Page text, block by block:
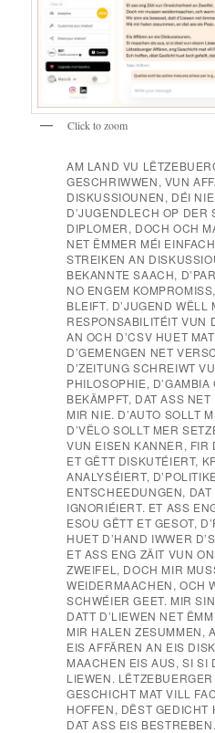
Click to zoom
AM LAND VU
GESCHRIWWEN, VUN
DISKUSSIOUNEN, DÉI
D’JUGENDLECH OP DER
DIPLOMER, DOCH OCH
NET ËMMER MÉI
STREIKEN AN
BEKANNTE SAACH,
NO ENGEM
BLEIFT. D’JUGEND WËLL
RESPONSABILITÉIT VUN
AN OCH D’CSV HUET
D’GEMENGEN NET
D’ZEITUNG SCHREIWT
PHILOSOPHIE,
BEKÄMPFT, DAT ASS
MIR NIE. D’AUTO SOLLT
D’VËLO SOLLT MER
VUN EISEN KANNER, FIR
ET GËTT DISKUTÉIERT,
ANALYSÉIERT,
ENTSCHEEDUNGEN, DAT
IGNORIÉIERT. ET ASS
ESOU GËTT ET GESOT,
HUET D’HAND IWWER
ET ASS ENG ZÄIT VUN
ZWEIFEL, DOCH MIR
WEIDERMAACHEN, OCH
SCHWÉIER GEET. MIR
DATT D’LIEWEN NET
MIR HALEN ZESUMMEN,
EIS AFFÄREN AN EIS
MAACHEN EIS AUS, SI SI
LIEWEN.
GESCHICHT MAT VILL
HOFFEN, DËST GEDICHT
DAT ASS EIS BESTREBEN.